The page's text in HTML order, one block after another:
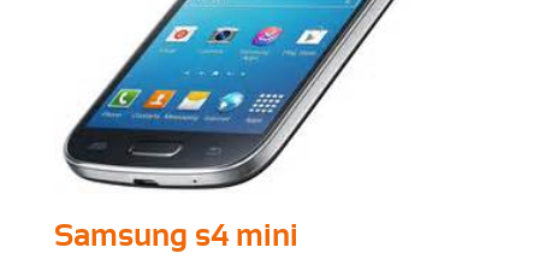
Samsung s4 mini